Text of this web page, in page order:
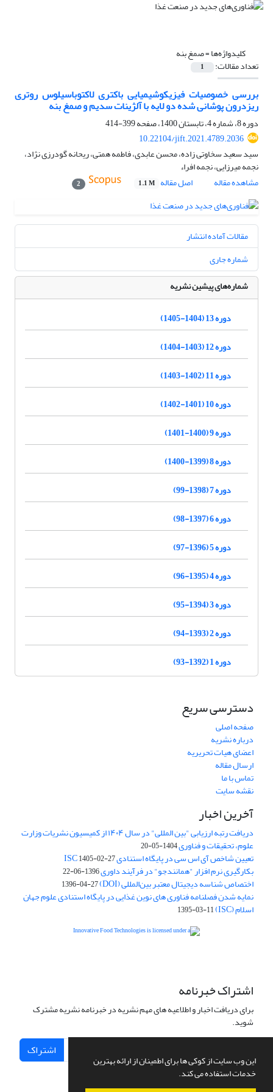
این وب سایت از کوکی ها برای اطمینان از ارائه بهترین
خدمات استفاده می کند.
کلیدواژه‌ها =صمغ بنه
تعداد مقالات: 1
بررسی خصوصیات فیزیکوشیمیایی باکتری لاکتوباسیلوس روتری
ریزدرون پوشانی شده دو لایه با آلژینات سدیم و صمغ بنه
دوره 8، شماره 4، تابستان 1400، صفحه
399-414
10.22104/jift.2021.4789.2036
سید سعید سخاوتی زاده، محسن عابدی، فاطمه همتی، ریحانه گودرزی نژاد،
نجمه میرزایی، نجمه افراء
مشاهده مقاله
اصل مقاله 1.1 M
2
مقالات آماده انتشار
شماره جاری
شماره‌های پیشین نشریه
دوره 13 (1404-1405)
دوره 12 (1403-1404)
دوره 11 (1402-1403)
دوره 10 (1401-1402)
دوره 9 (1400-1401)
دوره 8 (1399-1400)
دوره 7 (1398-99)
دوره 6 (1397-98)
دوره 5 (1396-97)
دوره 4 (1395-96)
دوره 3 (1394-95)
دوره 2 (1393-94)
دوره 1 (1392-93)
دسترسی سریع
صفحه اصلی
درباره نشریه
اعضای هیات تحریریه
ارسال مقاله
تماس با ما
نقشه سایت
آخرین اخبار
دریافت رتبه ارزیابی "بین المللی" در سال ۱۴۰۴ از کمیسیون نشریات وزارت
علوم، تحقیقات و فناوری1404-05-20
تعیین شاخص آی اس سی در پایگاه استنادی ISC1405-02-27
بکارگیری نرم افزار "همانندجو" در فرآیند داوری1396-06-22
اختصاص شناسه دیجیتال معتبر بین‌المللی (DOI) 1396-04-27
نمایه شدن فصلنامه فناوری های نوین غذایی در پایگاه استنادی علوم جهان
اسلام (ISC) 1395-03-11
اشتراک خبرنامه
برای دریافت اخبار و اطلاعیه های مهم نشریه در خبرنامه نشریه مشترک
شوید.
اشتراک